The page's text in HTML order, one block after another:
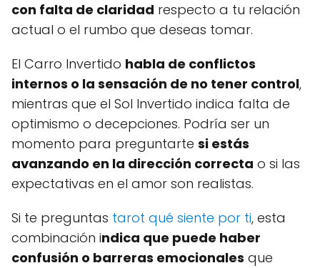
con falta de claridad respecto a tu relación
actual o el rumbo que deseas tomar.
El Carro Invertido habla de conflictos
internos o la sensación de no tener control,
mientras que el Sol Invertido indica falta de
optimismo o decepciones. Podría ser un
momento para preguntarte si estás
avanzando en la dirección correcta o si las
expectativas en el amor son realistas.
Si te preguntas tarot qué siente por ti, esta
combinación indica que puede haber
confusión o barreras emocionales que